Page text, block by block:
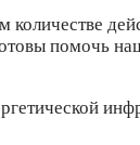
количестве
помочь